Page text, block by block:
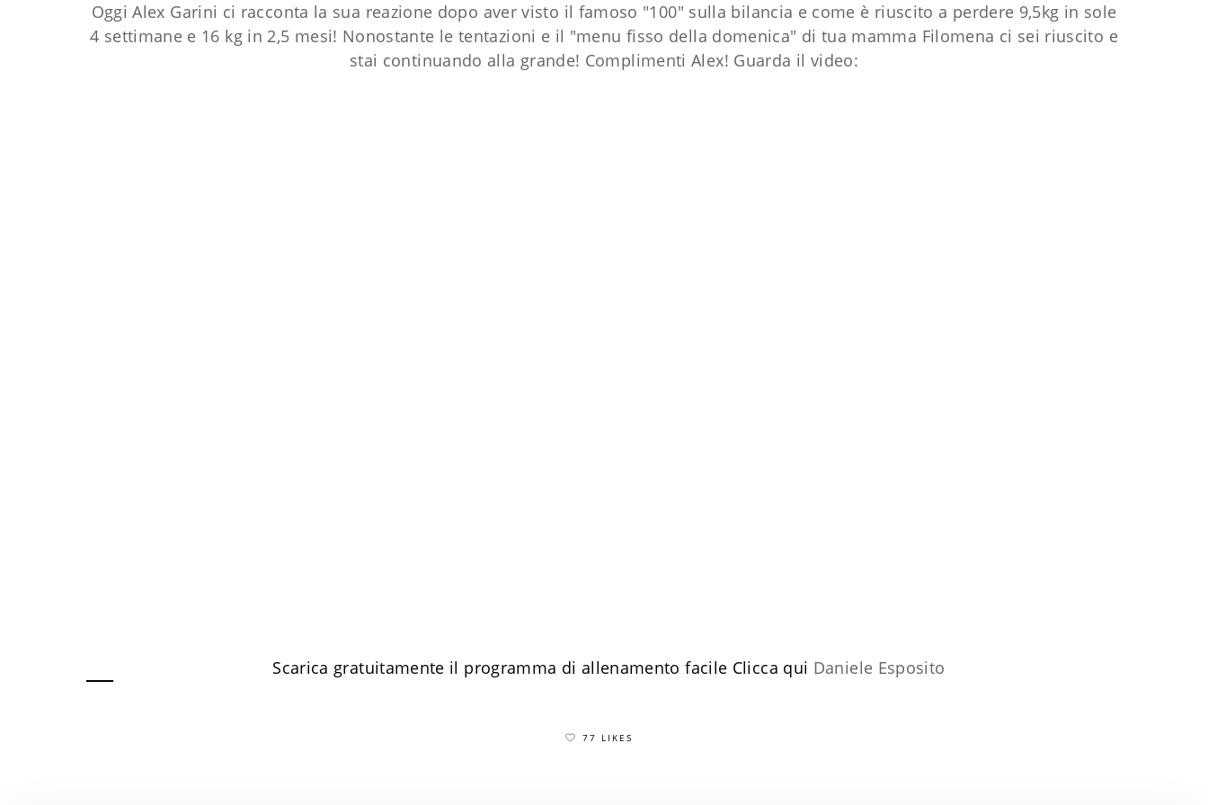
Oggi Alex Garini ci racconta la sua reazione dopo aver visto il famoso "100" sulla bilancia e come è riuscito a perdere 9,5kg in sole
4 settimane e 16 kg in 2,5 mesi! Nonostante le tentazioni e il "menu fisso della domenica" di tua mamma Filomena ci sei riuscito e
stai continuando alla grande! Complimenti Alex! Guarda il video:
Scarica gratuitamente il programma di allenamento facile ​Clicca qui Daniele Esposito
77 LIKES